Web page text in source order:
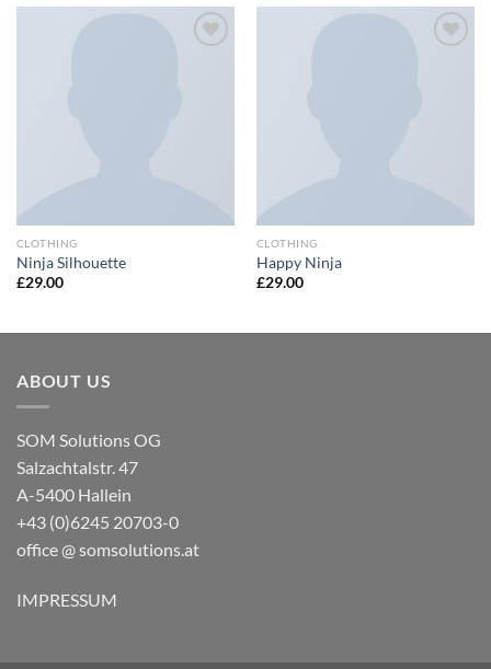
CLOTHING
Ninja Silhouette
£29.00
CLOTHING
Happy Ninja
£29.00
ABOUT US
SOM Solutions OG
Salzachtalstr. 47
A-5400 Hallein
+43 (0)6245 20703-0
office @ somsolutions.at
IMPRESSUM